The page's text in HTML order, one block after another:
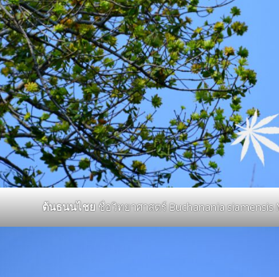
ต้นธนนไชยชื่อวิทยาศาสตร์ Buchanania siamensis